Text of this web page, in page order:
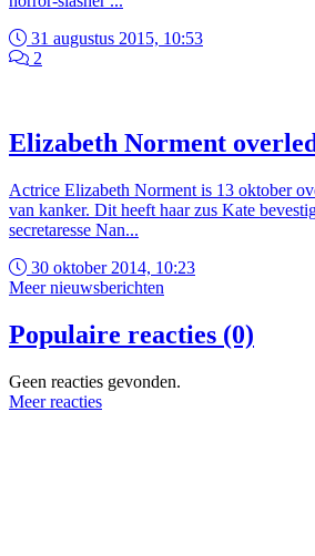
31 augustus 2015, 10:53
2
Elizabeth Norment
Actrice Elizabeth Norment is 13 oktober
van kanker. Dit heeft haar zus Kate
secretaresse Nan...
30 oktober 2014, 10:23
Meer nieuwsberichten
Populaire reacties (0)
Geen reacties gevonden.
Meer reacties